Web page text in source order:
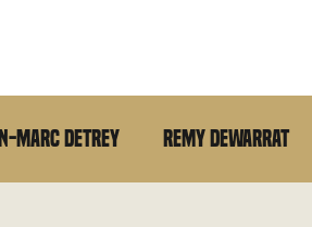
Marc Detrey Remy Dewarrat